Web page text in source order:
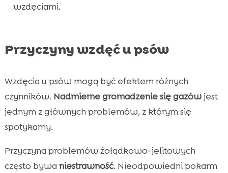
wzdęciami.
Przyczyny wzdęć u psów
Wzdęcia u psów mogą być efektem różnych
czynników. Nadmierne gromadzenie się gazówjest
jednym z głównych problemów, z którym się
spotykamy.
Przyczyną problemów żołądkowo-jelitowych
często bywa niestrawność. Nieodpowiedni pokarm